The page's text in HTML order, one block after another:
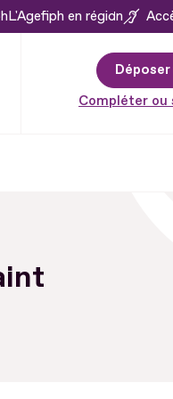
L'Agefiph en région
Compléter ou